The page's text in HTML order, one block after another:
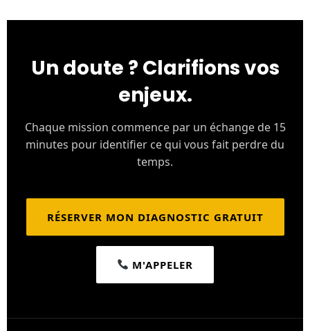
Un doute ? Clarifions vos
enjeux.
Chaque mission commence par un échange de 15
minutes pour identifier ce qui vous fait perdre du
temps.
RÉSERVER MON DIAGNOSTIC GRATUIT
M'APPELER